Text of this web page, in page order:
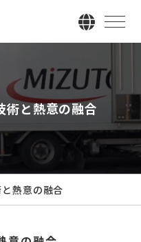
術と熱意の融合
熱意の融合